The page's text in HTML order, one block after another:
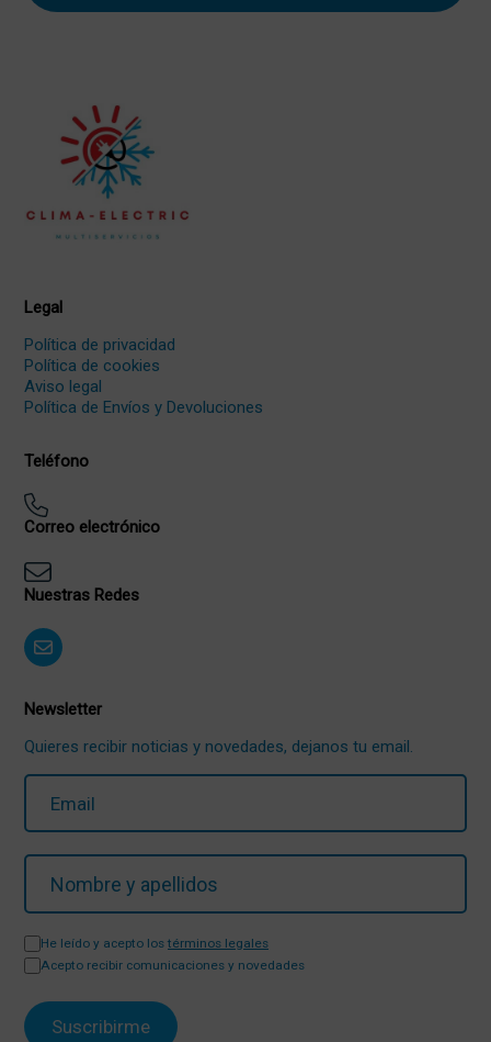
Legal
Política de privacidad
Política de cookies
Aviso legal
Política de Envíos y Devoluciones
Teléfono
Correo electrónico
Nuestras Redes
Newsletter
Quieres recibir noticias y novedades, dejanos tu email.
He leído y acepto los términos legales
Acepto recibir comunicaciones y novedades